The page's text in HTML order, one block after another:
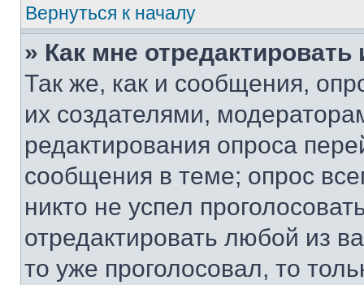
Вернуться к началу
» Как мне
Так же, как и сообщения,
их создателями,
редактирования опроса
сообщения в теме; опрос
никто не успел
отредактировать любой из
то уже проголосовал, то